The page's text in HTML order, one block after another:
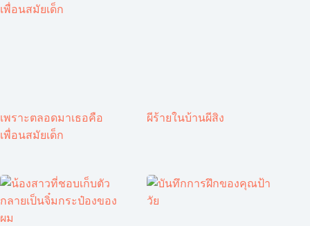
เพราะตลอดมาเธอคือ
เพื่อนสมัยเด็ก
ผีร้ายในบ้านผีสิง